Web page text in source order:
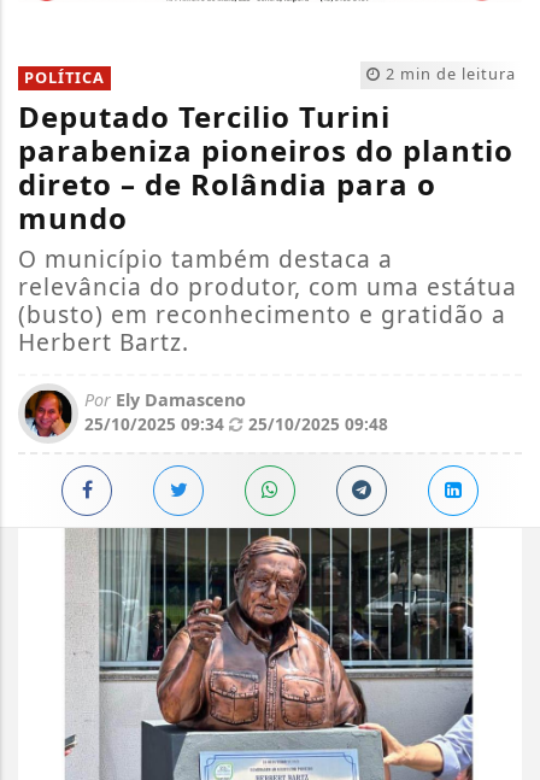
2 min de leitura
POLÍTICA
Deputado Tercilio Turini
parabeniza pioneiros do plantio
direto – de Rolândia para o
mundo
O município também destaca a
relevância do produtor, com uma estátua
(busto) em reconhecimento e gratidão a
Herbert Bartz.
Por Ely Damasceno
25/10/2025 09:34
25/10/2025 09:48